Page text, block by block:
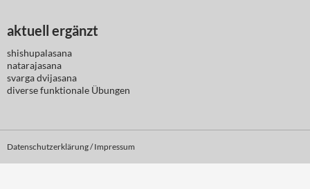
aktuell ergänzt
shishupalasana
natarajasana
svarga dvijasana
diversefunktionale Übungen
Datenschutzerklärung / Impressum